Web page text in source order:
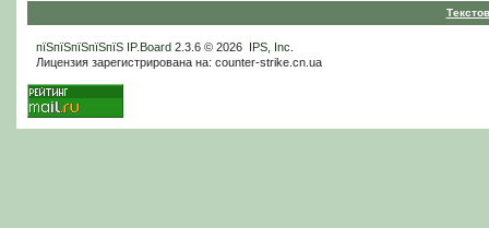
пїЅпїЅпїЅпїЅпїЅ IP.Board2.3.6 © 2026 IPS, Inc
Лицензия зарегистрирована на: counter-strike.cn.ua